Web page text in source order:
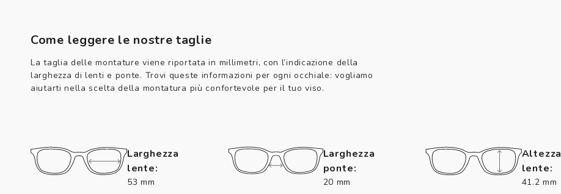
Come leggere le nostre taglie
La taglia delle montature viene riportata in millimetri, con l’indicazione della
larghezza di lenti e ponte. Trovi queste informazioni per ogni occhiale: vogliamo
aiutarti nella scelta della montatura più confortevole per il tuo viso.
Larghezza
lente:
53 mm
Larghezza
ponte:
20 mm
Altezza
lente:
41.2 mm